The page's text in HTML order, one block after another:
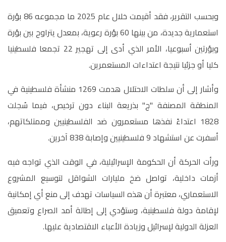
وبحسب التقرير، فقد أقيمت خلال عام 2025 ما مجموعه 86 بؤرة
استعمارية جديدة، من بينها 60 بؤرة رعوية، بمعدل يتراوح بين بؤرة
وبؤرتين أسبوعيا، الأمر الذي أدى إلى تهجير 22 تجمعا فلسطينيا
كليا أو جزئيا نتيجة اعتداءات المستعمرين.
وأشار إلى أن سلطات الاحتلال هدمت 1269 منشأة فلسطينية في
المنطقة المصنفة "ج" بذريعة البناء دون ترخيص، فيما سُجلت
1828 اعتداءً نفذها مستعمرون ضد الفلسطينيين وممتلكاتهم،
أسفرت عن استشهاد 9 فلسطينيين وإصابة 838 آخرين
.
ورأت الحركة أن الحكومة الإسرائيلية، في الوقت الذي تواجه فيه
أزمات داخلية، تواصل ضخ مليارات الشواقل لتوسيع المشروع
الاستعماري، معتبرة أن هذه السياسات تهدف إلى منع أي إمكانية
لإقامة دولة فلسطينية، وستؤدي إلى إطالة أمد الصراع وتعميق
العزلة الدولية لإسرائيل وزيادة الأعباء الاقتصادية عليها.